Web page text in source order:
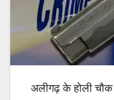
अलीगढ़ के होली